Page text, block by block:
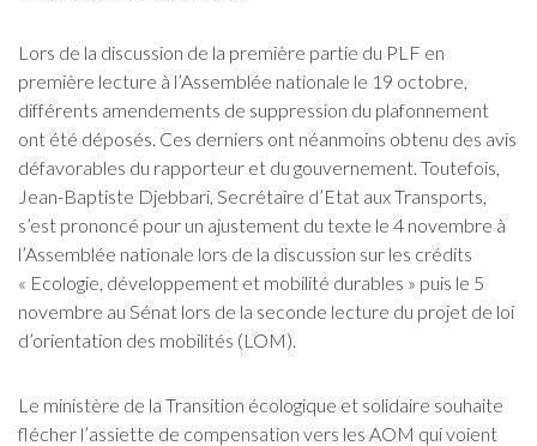
Lors de la discussion de la première partie du PLF en
première lecture à l’Assemblée nationale le 19 octobre,
différents amendements de suppression du plafonnement
ont été déposés. Ces derniers ont néanmoins obtenu des avis
défavorables du rapporteur et du gouvernement. Toutefois,
Jean-Baptiste Djebbari, Secrétaire d’Etat aux Transports,
s’est prononcé pour un ajustement du texte le 4 novembre à
l’Assemblée nationale lors de la discussion sur les crédits
« Ecologie, développement et mobilité durables » puis le 5
novembre au Sénat lors de la seconde lecture du projet de loi
d’orientation des mobilités (LOM).
Le ministère de la Transition écologique et solidaire souhaite
flécher l’assiette de compensation vers les AOM qui voient